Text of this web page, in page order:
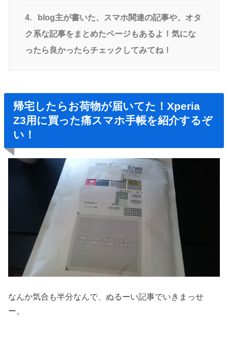
4.
blog主が書いた、スマホ関連の記事や、オタ
ク系な記事をまとめたページもあるよ！気にな
ったら良かったらチェックしてみてね！
帰宅したらお荷物が届いてた！Xperia
Z3用に買った痛スマホ手帳を紹介するぞ
い！
なんか気合も半分なんで、ぬるーい記事でいきまっせ
ー。